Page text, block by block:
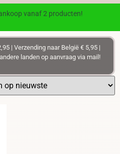
vanaf 2 producten!
| Verzending naar België € 5,95 |
landen op aanvraag via mail!